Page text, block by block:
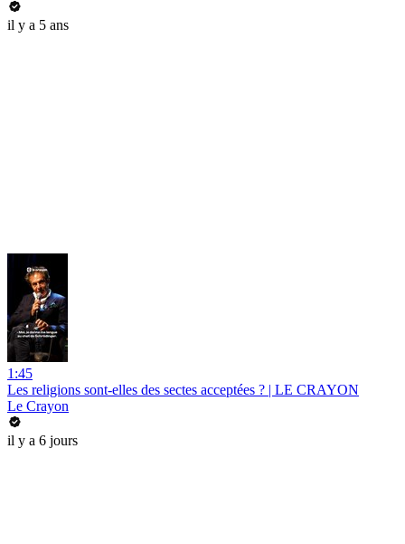
il y a 5 ans
1:45
Les religions sont-elles des sectes acceptées ? | LE CRAYON
Le Crayon
il y a 6 jours